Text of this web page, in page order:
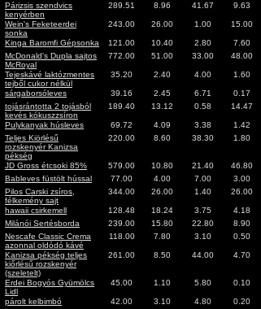
Párizsis szendvics
kenyérben
289.51 8.96 41.67 9.63
Wein's Feketeerdei
sonka
243.00 26.00 1.00 15.00
Kinga Baromfi Gépsonka 121.00 10.40 2.80
7.60
McDonald's Dupla sajtos
McRoyal
772.00 51.00 33.00 48.00
Tejeskávé laktózmentes
tejből cukor nélkül
35.20 2.40 4.00 1.60
sárgaborsóleves 39.16 2.45 6.71
0.17
tojásrántotta 2 tojásból
kevés kókuszzsíron
189.40 13.12 0.58 14.47
Pulykanyak húsleves 69.72 4.09 3.38
1.42
Teljes Kiörlésű
rozskenyér Kanizsa
pékség
220.00 8.60 38.30 1.80
JD Gross étcsoki 85% 579.00 10.80 21.40
46.80
Bableves füstölt hússal
77.00 4.00 7.00
3.00
Pilos Carski zsíros,
félkemény sajt
344.00 26.00 1.40 26.00
hawaii csirkemell 128.48 18.24 3.75
4.18
Milánói Sertésborda
239.00 15.80 22.80
8.90
Nescafe Classic Crema
azonnal oldódó kávé
118.00 7.80 3.10 0.50
Kanizsa pékség teljes
kiőrlésű rozskenyér
(szeletelt)
261.00 8.50 44.00 4.70
Erdei Bogyós Gyümölcs
Lidl
45.00 1.10 5.80 0.10
párolt kelbimbó 42.00 3.10 4.80
0.20